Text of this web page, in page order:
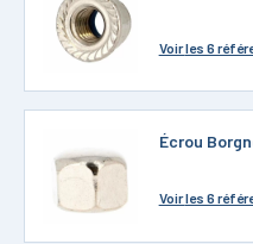
Voirles 6
Écrou
Voirles 6